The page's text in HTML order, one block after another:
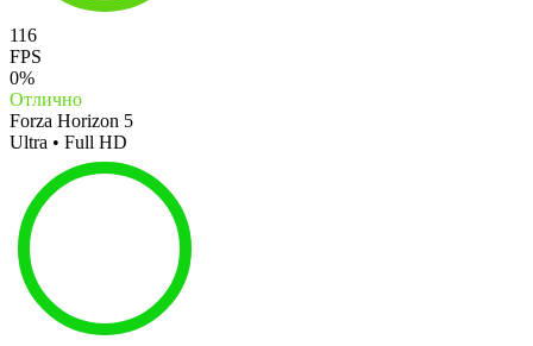
116
FPS
0%
Отлично
Forza Horizon 5
Ultra • Full HD